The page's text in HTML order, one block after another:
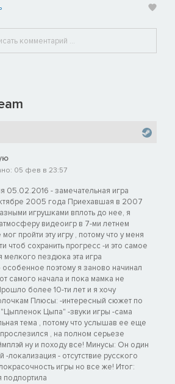
05 фев в 23:57
- замечательная игра
2005 года Приехавшая в 2007
игрушками вплоть до нее, я
видеоигр в 7-ми летнем
пройти эту игру , потому что у меня
чтоб сохранить прогресс -и это самое
пездюка эта игра
особенное поэтому я заново начинал
от самого начала и пока мамка не
более 10-ти лет и я хочу
Плюсы: -интересный сюжет по
Цыпа" -звуки игры -сама
тема , потому что услышав ее еще
, на полном серьезе
ну и походу все! Минусы: Он один
локализация - отсутствие русского
игры но все же! Итог:
подпортила